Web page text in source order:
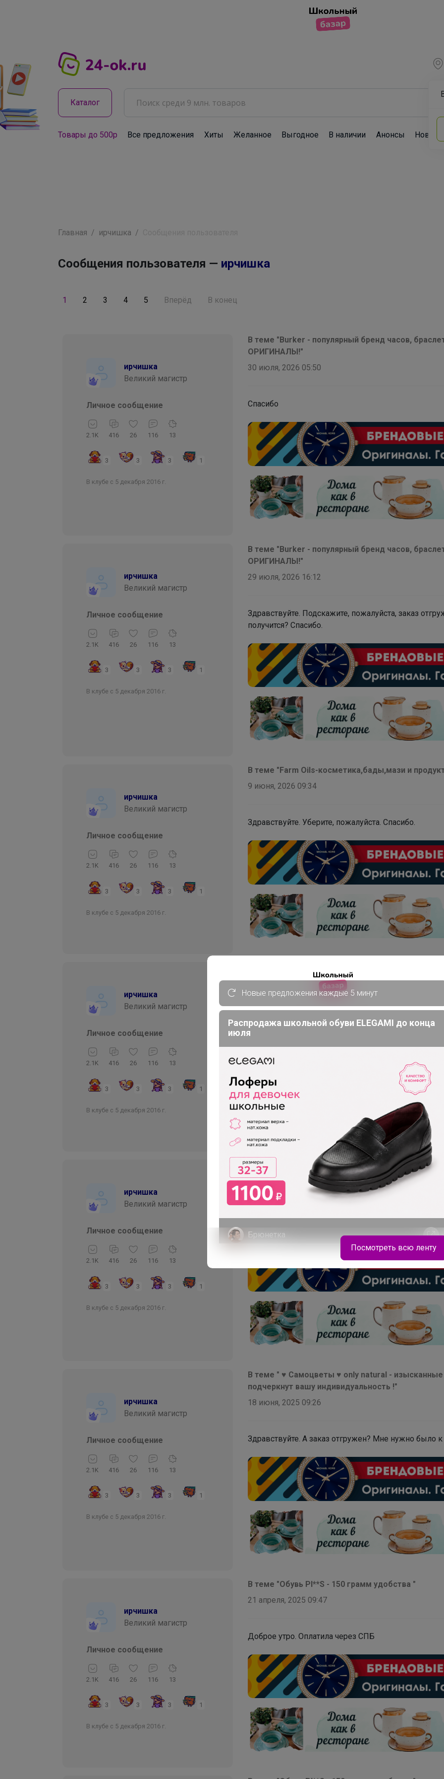
Каталог
Товары до 500р Все предложения Хиты Желанное Выгодное В наличии Анонсы Новости
Главная ирчишка
Сообщения пользователя — ирчишка
1 2 3 4 5 Вперёд В конец
ирчишка
Великий магистр
Личное сообщение
2.1K 416 26 116 13
3 3 3 1
В клубе с 5 декабря 2016 г.
В теме "Burker - популярный бренд часов,
ОРИГИНАЛЫ!"
30 июля, 2026 05:50
Спасибо
ирчишка
Великий магистр
Личное сообщение
2.1K 416 26 116 13
3 3 3 1
В клубе с 5 декабря 2016 г.
В теме "Burker - популярный бренд часов,
ОРИГИНАЛЫ!"
29 июля, 2026 16:12
Здравствуйте. Подскажите, пожалуйста, заказ
получится? Спасибо.
ирчишка
Великий магистр
Личное сообщение
2.1K 416 26 116 13
3 3 3 1
В клубе с 5 декабря 2016 г.
В теме "Farm Oils-косметика,бады,мази и
9 июня, 2026 09:34
Здравствуйте. Уберите, пожалуйста. Спасибо.
ирчишка
Великий магистр
Личное сообщение
2.1K 416 26 116 13
3 3 3 1
В клубе с 5 декабря 2016 г.
В теме "Farm Oils-косметика,бады,мази и
Здравствуйте. Состоится закупка? Подскажите,
ирчишка
Великий магистр
Личное сообщение
2.1K 416 26 116 13
3 3 3 1
В клубе с 5 декабря 2016 г.
В теме " ♥ Самоцветы ♥ only natural -
подчеркнут вашу индивидуальность !"
18 июня, 2025 22:21
Спасибо.
ирчишка
Великий магистр
Личное сообщение
2.1K 416 26 116 13
3 3 3 1
В клубе с 5 декабря 2016 г.
В теме " ♥ Самоцветы ♥ only natural -
подчеркнут вашу индивидуальность !"
18 июня, 2025 09:26
Здравствуйте. А заказ отгружен? Мне нужно было
ирчишка
Великий магистр
Личное сообщение
2.1K 416 26 116 13
3 3 3 1
В клубе с 5 декабря 2016 г.
В теме "Обувь PI**S - 150 грамм удобства "
21 апреля, 2025 09:47
Доброе утро. Оплатила через СПБ
Новые предложения каждые 5 минут
Распродажа школьной обуви ELEGAMI до конца
июля
Брюнетка
Колготки и носочки CONTE напрямую с фабрики
Хит сезона! Идеальная футболка BODO для
уроков физкультуры
Леныра
каждый день
Посмотреть всю ленту